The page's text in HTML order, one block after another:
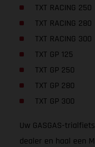
TXT RACING 250
TXT RACING 280
TXT RACING 300
TXT GP 125
TXT GP 250
TXT GP 280
TXT GP 300
Uw GASGAS-
dealer en haal een